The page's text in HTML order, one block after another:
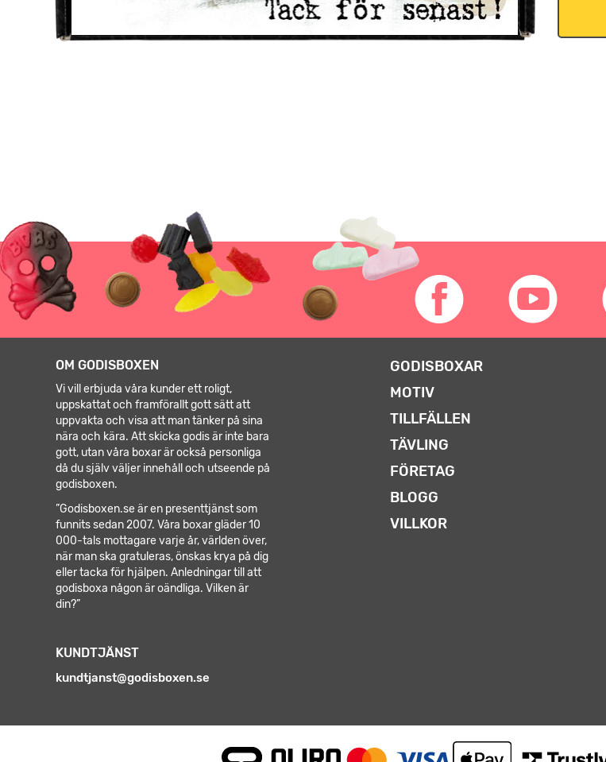
GODISBOXAR
MOTIV
TILLFÄLLEN
TÄVLING
FÖRETAG
BLOGG
VILLKOR
KUNDTJÄNST
kundtjanst@godisboxen.se
OM GODISBOXEN
Vi vill erbjuda våra kunder ett roligt,
uppskattat och framförallt gott sätt att
uppvakta och visa att man tänker på sina
nära och kära. Att skicka godis är inte bara
gott, utan våra boxar är också personliga
då du själv väljer innehåll och utseende på
godisboxen.
”Godisboxen.se är en presenttjänst som
funnits sedan 2007. Våra boxar gläder 10
000-tals mottagare varje år, världen över,
när man ska gratuleras, önskas krya på dig
eller tacka för hjälpen. Anledningar till att
godisboxa någon är oändliga. Vilken är
din?”